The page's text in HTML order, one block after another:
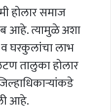
होलार समाज
आहे. त्यामुळे अशा
घरकुलांचा लाभ
तालुका होलार
आहे.